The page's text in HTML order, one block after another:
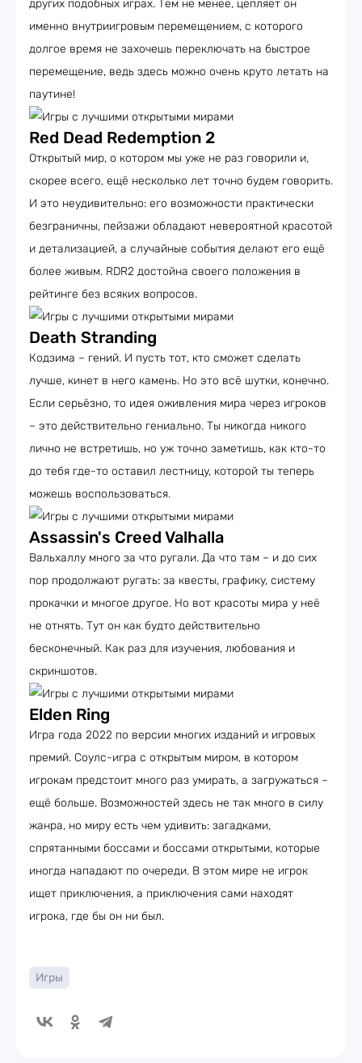
других подобных играх. Тем не менее, цепляет он
именно внутриигровым перемещением, с которого
долгое время не захочешь переключать на быстрое
перемещение, ведь здесь можно очень круто летать на
паутине!
Red Dead Redemption 2
Открытый мир, о котором мы уже не раз говорили и,
скорее всего, ещё несколько лет точно будем говорить.
И это неудивительно: его возможности практически
безграничны, пейзажи обладают невероятной красотой
и детализацией, а случайные события делают его ещё
более живым. RDR2 достойна своего положения в
рейтинге без всяких вопросов.
Death Stranding
Кодзима – гений. И пусть тот, кто сможет сделать
лучше, кинет в него камень. Но это всё шутки, конечно.
Если серьёзно, то идея оживления мира через игроков
– это действительно гениально. Ты никогда никого
лично не встретишь, но уж точно заметишь, как кто-то
до тебя где-то оставил лестницу, которой ты теперь
можешь воспользоваться.
Assassin's Creed Valhalla
Вальхаллу много за что ругали. Да что там – и до сих
пор продолжают ругать: за квесты, графику, систему
прокачки и многое другое. Но вот красоты мира у неё
не отнять. Тут он как будто действительно
бесконечный. Как раз для изучения, любования и
скриншотов.
Elden Ring
Игра года 2022 по версии многих изданий и игровых
премий. Соулс-игра с открытым миром, в котором
игрокам предстоит много раз умирать, а загружаться –
ещё больше. Возможностей здесь не так много в силу
жанра, но миру есть чем удивить: загадками,
спрятанными боссами и боссами открытыми, которые
иногда нападают по очереди. В этом мире не игрок
ищет приключения, а приключения сами находят
игрока, где бы он ни был.
Игры